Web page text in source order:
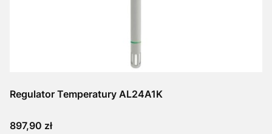
Regulator Temperatury AL24A1K
Cena
897,90 zł